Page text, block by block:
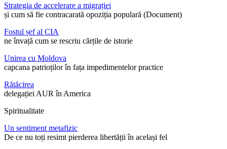
Strategia de accelerare a migrației
și cum să fie contracarată opoziția populară (Document)
Fostul șef al CIA
ne învață cum se rescriu cărțile de istorie
Unirea cu Moldova
capcana patrioților în fața impedimentelor practice
Rătăcirea
delegației AUR în America
Spiritualitate
Un sentiment metafizic
De ce nu toți resimt pierderea libertății în același fel